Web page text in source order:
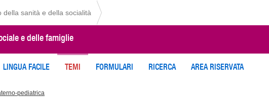
della sanità e della socialità
e delle famiglie
LINGUA FACILE TEMI FORMULARI RICERCA AREA RISERVATA
pediatrica